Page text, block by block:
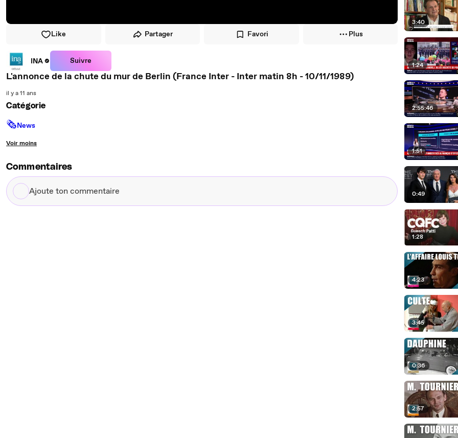
Like Partager Favori Plus
INA Suivre
L'annonce de la chute du mur de Berlin (France Inter - Inter matin 8h - 10/11/1989)
il y a 11 ans
Catégorie
🗞News
Voir moins
Commentaires
Ajoute
ton
3:40
1:24
2:55:46
1:51
0:49
1:28
4:23
3:45
0:36
2:57